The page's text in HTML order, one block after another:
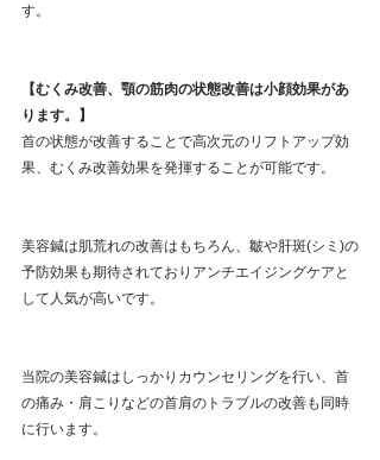
す。
【むくみ改善、顎の筋肉の状態改善は小顔効果があ
ります。】
首の状態が改善することで高次元のリフトアップ効
果、むくみ改善効果を発揮することが可能です。
美容鍼は肌荒れの改善はもちろん、皺や肝斑(シミ)の
予防効果も期待されておりアンチエイジングケアと
して人気が高いです。
当院の美容鍼はしっかりカウンセリングを行い、首
の痛み・肩こりなどの首肩のトラブルの改善も同時
に行います。